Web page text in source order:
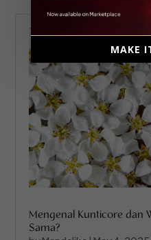
Mengenal Kunticore dan
Sama?
MAKE